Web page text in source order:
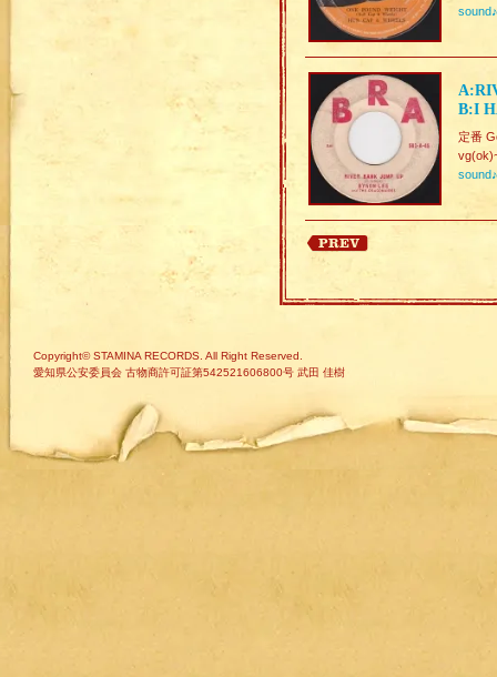
sound♪
B:I
定番
sound♪
Copyright© STAMINA RECORDS. All Right Reserved.
愛知県公安委員会 古物商許可証第542521606800号 武田 佳樹